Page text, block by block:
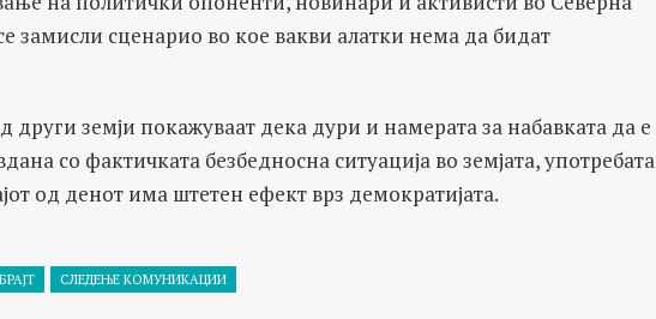
замисли сценарио во кое вакви алатки нема да бидат
други земји покажуваат дека дури и намерата за набавката да е
со фактичката безбедносна ситуација во земјата, употребата
од денот има штетен ефект врз демократијата.
СЛЕДЕЊЕ КОМУНИКАЦИИ